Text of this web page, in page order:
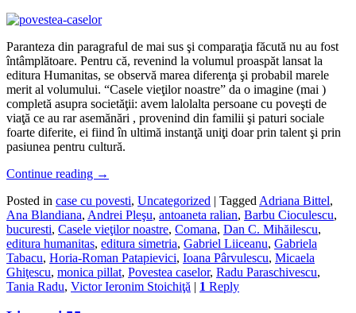
Paranteza din paragraful de mai sus şi comparaţia făcută nu au fost
întâmplătoare. Pentru că, revenind la volumul proaspăt lansat la
editura Humanitas, se observă marea diferenţa şi probabil marele
merit al volumului. “Casele vieţilor noastre” da o imagine (mai )
completă asupra societăţii: avem lalolalta persoane cu poveşti de
viaţă ce au rar asemănări , provenind din familii şi paturi sociale
foarte diferite, ei fiind în ultimă instanţă uniţi doar prin talent şi prin
pasiunea pentru cultură.
Continue reading →
Posted in case cu povesti, Uncategorized | Tagged Adriana Bittel,
Ana Blandiana, Andrei Pleşu, antoaneta ralian, Barbu Cioculescu,
bucuresti, Casele vieţilor noastre, Comana, Dan C. Mihăilescu,
editura humanitas, editura simetria, Gabriel Liiceanu, Gabriela
Tabacu, Horia-Roman Patapievici, Ioana Pârvulescu, Micaela
Ghiţescu, monica pillat, Povestea caselor, Radu Paraschivescu,
Tania Radu, Victor Ieronim Stoichiţă | 1 Reply